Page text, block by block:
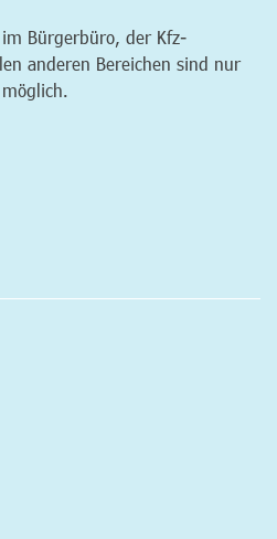
im Bürgerbüro, der Kfz-
anderen Bereichen sind nur